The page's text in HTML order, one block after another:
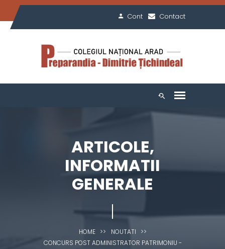
Cont Contact
ARTICOLE,
INFORMATII
GENERALE
HOME>> NOUTATI
>>
CONCURS POST ADMINISTRATOR PATRIMONIU -